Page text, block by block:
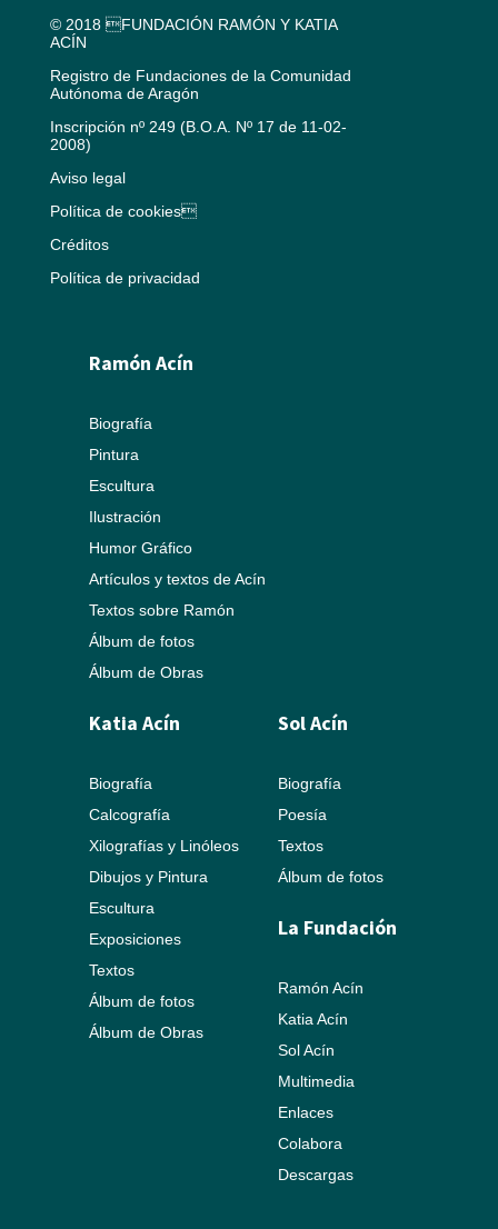
© 2018 FUNDACIÓN RAMÓN Y KATIA
ACÍN
Registro de Fundaciones de la Comunidad
Autónoma de Aragón
Inscripción nº 249 (B.O.A. Nº 17 de 11-02-
2008)
Aviso legal
Política de cookies
Créditos
Política de privacidad
Ramón Acín
Biografía
Pintura
Escultura
Ilustración
Humor Gráfico
Artículos y textos de Acín
Textos sobre Ramón
Álbum de fotos
Álbum de Obras
Katia Acín
Biografía
Calcografía
Xilografías y Linóleos
Dibujos y Pintura
Escultura
Exposiciones
Textos
Álbum de fotos
Álbum de Obras
Sol Acín
Biografía
Poesía
Textos
Álbum de fotos
La Fundación
Ramón Acín
Katia Acín
Sol Acín
Multimedia
Enlaces
Colabora
Descargas